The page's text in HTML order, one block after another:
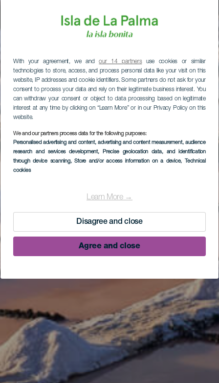
With your agreement, we andour 14 partnersuse cookies or similar
technologies to store, access, and process personal data like your visit on this
website, IP addresses and cookie identifiers. Some partners do not ask for your
consent to process your data and rely on their legitimate business interest. You
can withdraw your consent or object to data processing based on legitimate
interest at any time by clicking on “Learn More” or in our Privacy Policy on this
website.
We and our partners process data for the following purposes:
Personalised advertising and content, advertising and content measurement, audience
research and services development, Precise geolocation data, and identification
through device scanning, Store and/or access information on a device, Technical
cookies
Learn More →
Disagree and close
Agree and close